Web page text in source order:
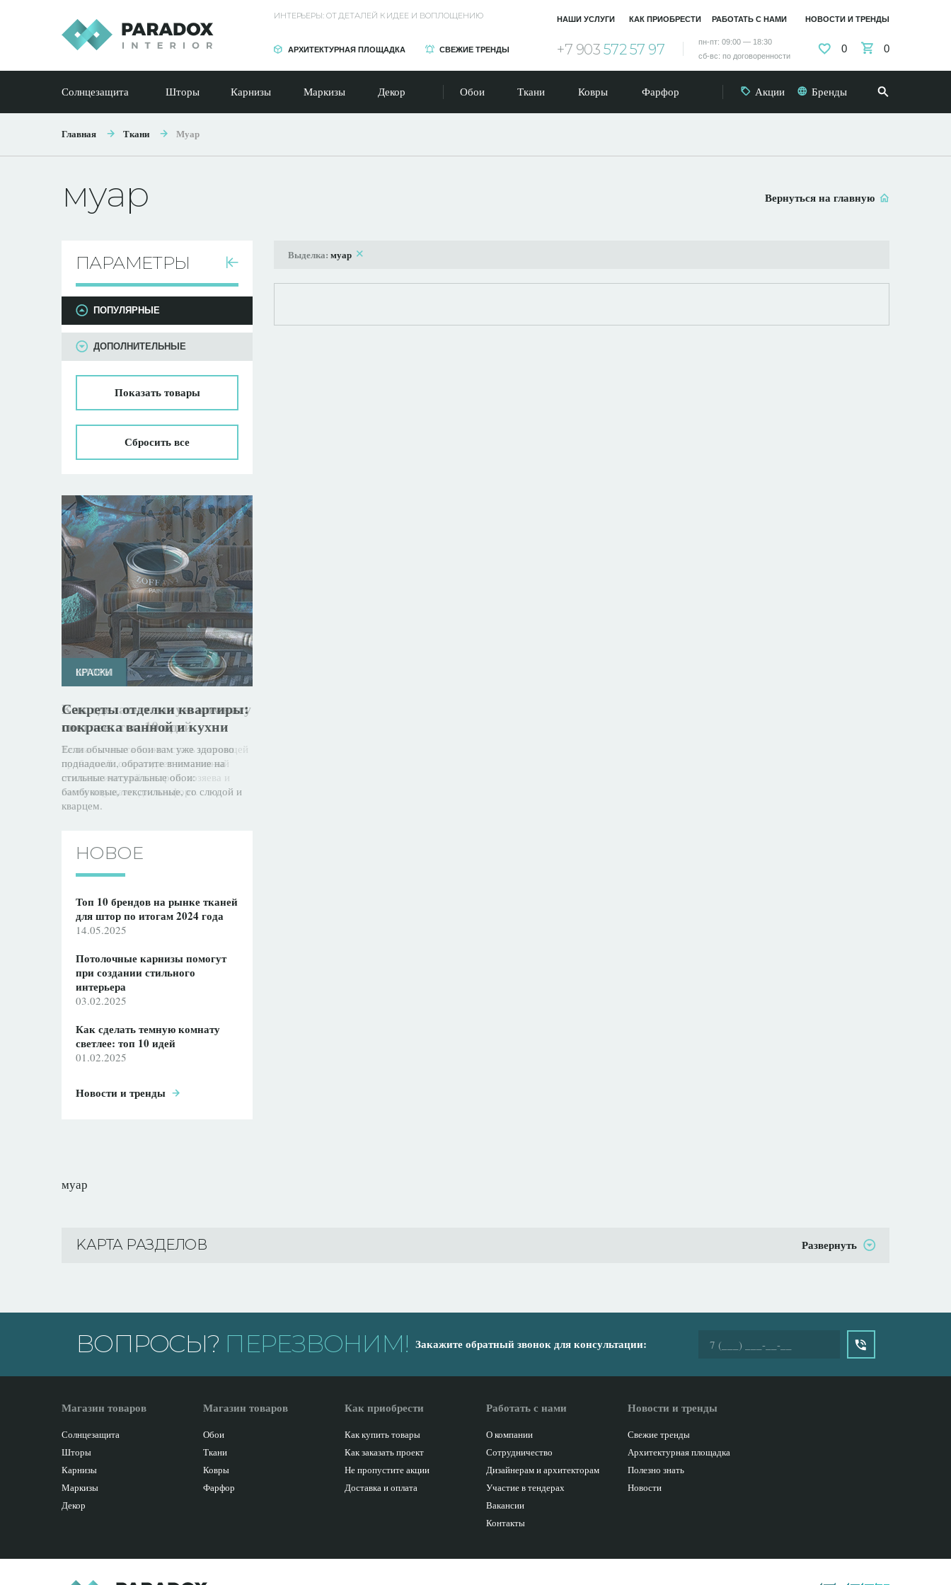
ИНТЕРЬЕРЫ: ОТ ДЕТАЛЕЙ К ИДЕЕ И ВОПЛОЩЕНИЮ
АРХИТЕКТУРНАЯ ПЛОЩАДКА СВЕЖИЕ ТРЕНДЫ +7 903 572 57 97
пн-пт: 09:00 — 18:30
сб-вс: по договоренности
НАШИ УСЛУГИ КАК ПРИОБРЕСТИ РАБОТАТЬ С НАМИ НОВОСТИ И ТРЕНДЫ
0 0
Солнцезащита Шторы Карнизы Маркизы Декор Обои Ткани Ковры Фарфор Акции Бренды
Главная Ткани Муар
Вернуться на главную
муар
ПАРАМЕТРЫ
ПАРАМЕТРЫ
ПОПУЛЯРНЫЕ
ДОПОЛНИТЕЛЬНЫЕ
Показатьтовары
Сбросить все
КРАСКИ
Секреты отделки квартиры:
покраска ванной и кухни
Если обычные обои вам уже здорово
поднадоели, обратите внимание на
стильные натуральные обои:
бамбуковые, текстильные, со слюдой и
кварцем.
ШТОРЫ
Как сделать темную комнату
светлее: топ 10 идей
Темная комната может стать настоящей
проблемой: она создает негативный
психологический настрой, хозяева и
гости ощущают дискомфорт.
НОВОЕ
Топ 10 брендов на рынке тканей
для штор по итогам 2024 года
14.05.2025
Потолочные карнизы помогут
при создании стильного
интерьера
03.02.2025
Как сделать темную комнату
светлее: топ 10 идей
01.02.2025
Новости и тренды
Выделка: муар
муар
KАРТА РАЗДЕЛОВ Развернуть
ВОПРОСЫ? ПЕРЕЗВОНИМ! Закажите обратный звонок для консультации:
Магазин товаров
Солнцезащита
Шторы
Карнизы
Маркизы
Декор
Магазин товаров
Обои
Ткани
Ковры
Фарфор
Как приобрести
Как купить товары
Как заказать проект
Не пропустите акции
Доставка и оплата
Работать с нами
О компании
Сотрудничество
Дизайнерам и архитекторам
Участие в тендерах
Вакансии
Контакты
Новости и тренды
Свежие тренды
Архитектурная площадка
Полезно знать
Новости